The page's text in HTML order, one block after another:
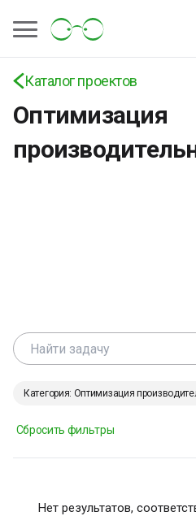
Каталог проектов
Оптимизация
Категория: Оптимизация
Сбросить фильтры
Нет результатов,